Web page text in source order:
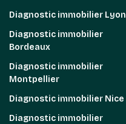
Diagnostic immobilier Lyon
Diagnostic immobilier
Bordeaux
Diagnostic immobilier
Montpellier
Diagnostic immobilier Nice
Diagnostic immobilier